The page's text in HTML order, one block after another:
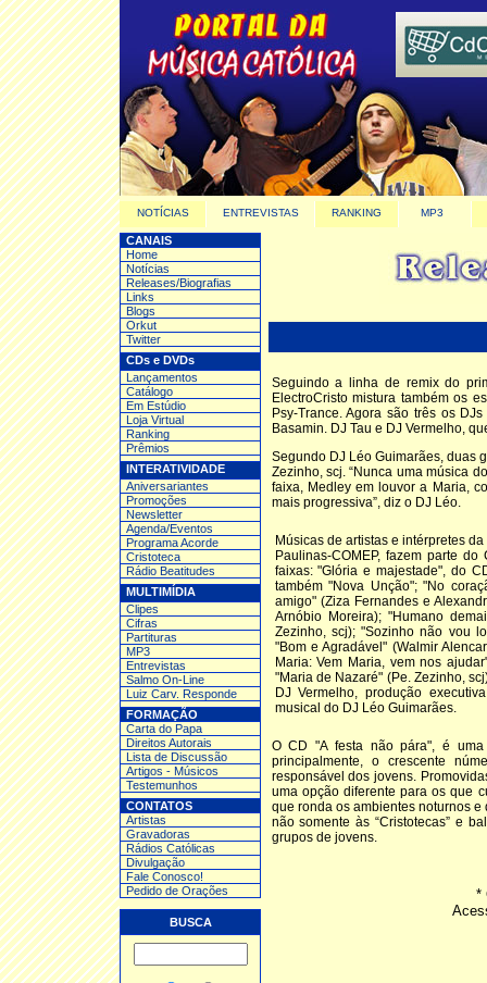
NOTÍCIAS ENTREVISTAS RANKING MP3
CANAIS
Home
Notícias
Releases/Biografias
Links
Blogs
Orkut
Twitter
CDs e DVDs
Lançamentos
Catálogo
Em Estúdio
Loja Virtual
Ranking
Prêmios
INTERATIVIDADE
Aniversariantes
Promoções
Newsletter
Agenda/Eventos
Programa Acorde
Cristoteca
Rádio Beatitudes
MULTIMÍDIA
Clipes
Cifras
Partituras
MP3
Entrevistas
Salmo On-Line
Luiz Carv. Responde
FORMAÇÃO
Carta do Papa
Direitos Autorais
Lista de Discussão
Artigos - Músicos
Testemunhos
CONTATOS
Artistas
Gravadoras
Rádios Católicas
Divulgação
Fale Conosco!
Pedido de Orações
BUSCA
Seguindo a linha de remix do
ElectroCristo mistura também os
Psy-Trance. Agora são três os
Basamin. DJ Tau e DJ Vermelho,
Segundo DJ Léo Guimarães, duas
Zezinho, scj. “Nunca uma música
faixa, Medley em louvor a Maria,
mais progressiva”, diz o DJ Léo.
Músicas de artistas e intérpretes
Paulinas-COMEP, fazem parte
faixas: "Glória e majestade", do
também "Nova Unção"; "No
amigo" (Ziza Fernandes e
Arnóbio Moreira); "Humano
Zezinho, scj); "Sozinho não vou
"Bom e Agradável" (Walmir
Maria: Vem Maria, vem nos
"Maria de Nazaré" (Pe. Zezinho,
DJ Vermelho, produção
musical do DJ Léo Guimarães.
O CD "A festa não pára", é uma
principalmente, o crescente
responsável dos jovens.
uma opção diferente para os que
que ronda os ambientes noturnos
não somente às “Cristotecas” e
grupos de jovens.
*